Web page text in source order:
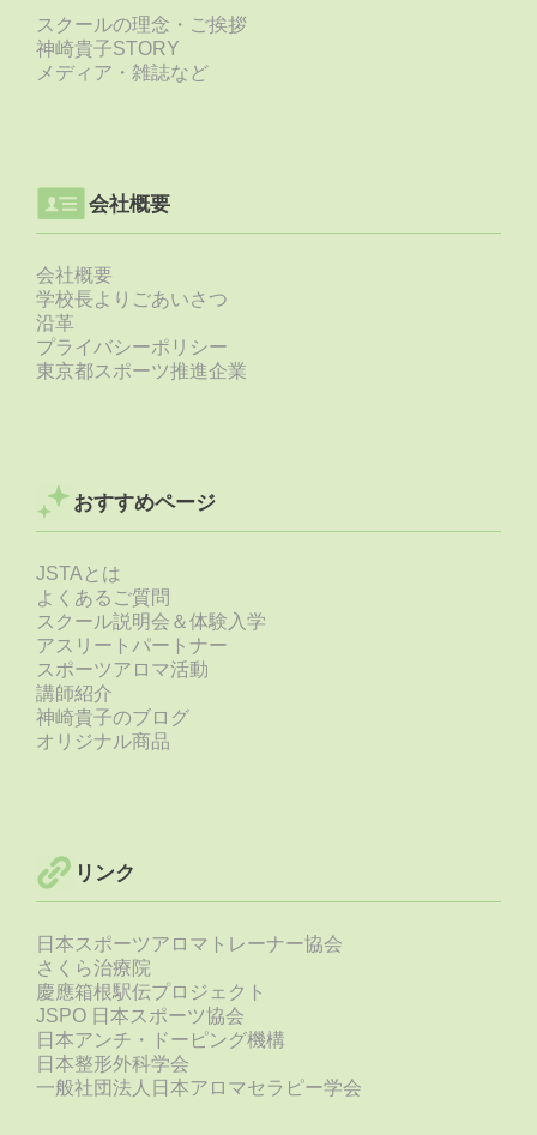
スクールの理念・ご挨拶
神崎貴子STORY
メディア・雑誌など
会社概要
会社概要
学校長よりごあいさつ
沿革
プライバシーポリシー
東京都スポーツ推進企業
おすすめページ
JSTAとは
よくあるご質問
スクール説明会＆体験入学
アスリートパートナー
スポーツアロマ活動
講師紹介
神崎貴子のブログ
オリジナル商品
リンク
日本スポーツアロマトレーナー協会
さくら治療院
慶應箱根駅伝プロジェクト
JSPO 日本スポーツ協会
日本アンチ・ドーピング機構
日本整形外科学会
一般社団法人日本アロマセラピー学会